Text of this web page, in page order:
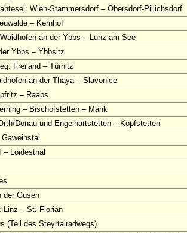
Wien-Stammersdorf – Obersdorf-Pillichsdorf
– Kernhof
an der Ybbs – Lunz am See
Ybbs – Ybbsitz
Freiland – Türnitz
an der Thaya – Slavonice
– Raabs
– Bischofstetten – Mank
Donau und Engelhartstetten – Kopfstetten
– Loidesthal
der Gusen
Linz – St. Florian
(Teil des Steyrtalradwegs)